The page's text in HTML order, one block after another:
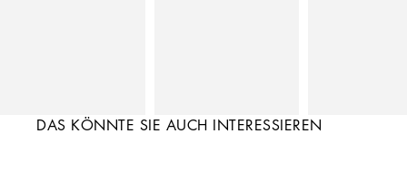
DAS KÖNNTE SIE AUCH INTERESSIEREN